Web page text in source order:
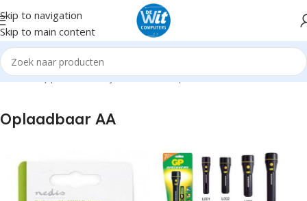
Skip to navigation
Skip to main content
Home Supplies Batterijen / Laders Oplaadbaar AA
Oplaadbaar AA